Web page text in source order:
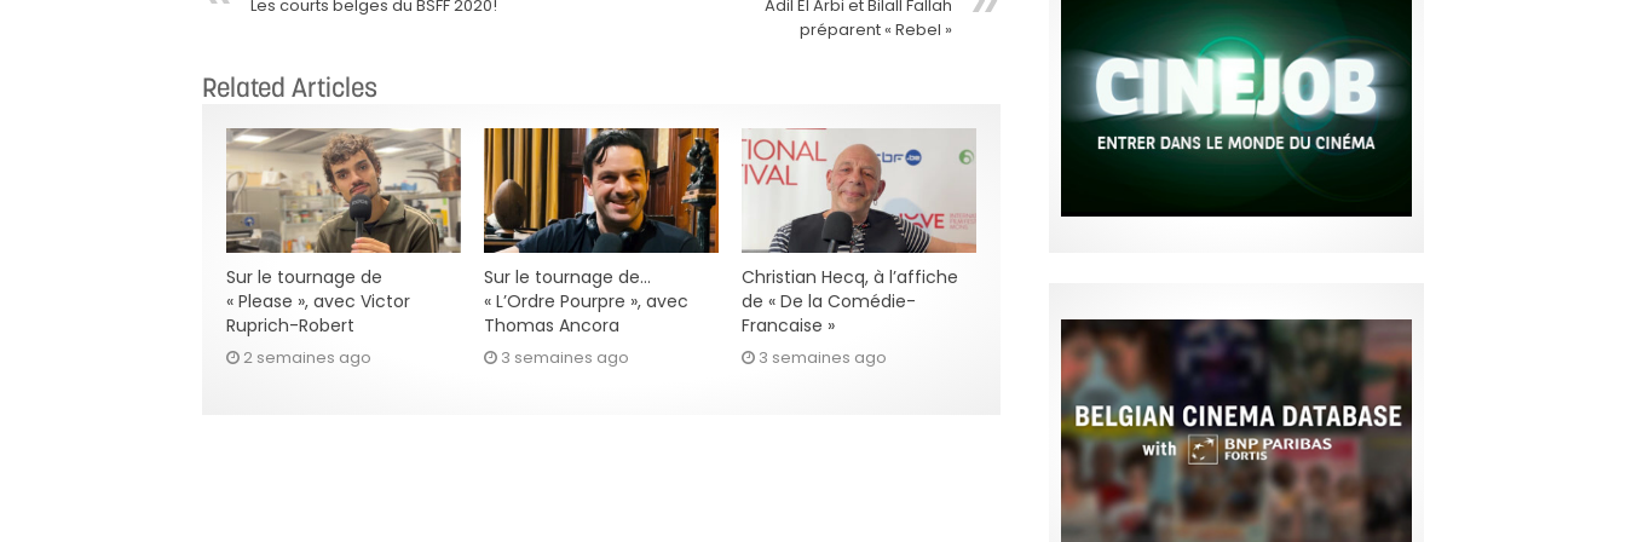
Les courts belges du BSFF 2020!
Adil El Arbi et Bilall Fallah
préparent « Rebel »
Related Articles
Sur le tournage de
« Please », avec Victor
Ruprich-Robert
2 semaines ago
Sur le tournage de…
« L’Ordre Pourpre », avec
Thomas Ancora
3 semaines ago
Christian Hecq, à l’affiche
de « De la Comédie-
Francaise »
3 semaines ago